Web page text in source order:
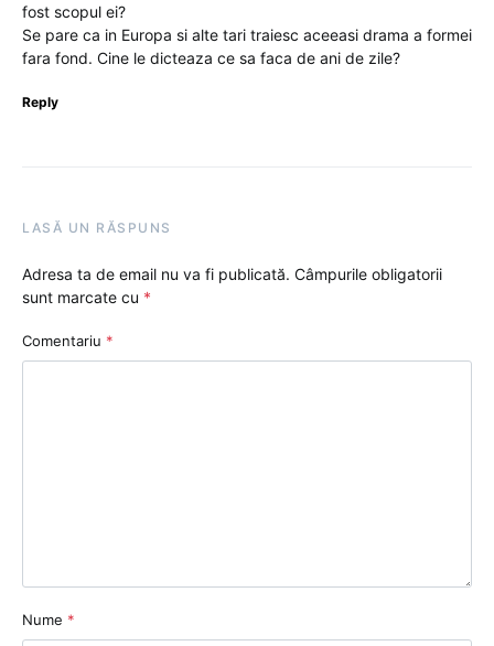
fost scopul ei?
Se pare ca in Europa si alte tari traiesc aceeasi drama a formei
fara fond. Cine le dicteaza ce sa faca de ani de zile?
Reply
LASĂ UN RĂSPUNS
Adresa ta de email nu va fi publicată. Câmpurile obligatorii
sunt marcate cu *
Comentariu *
Nume *